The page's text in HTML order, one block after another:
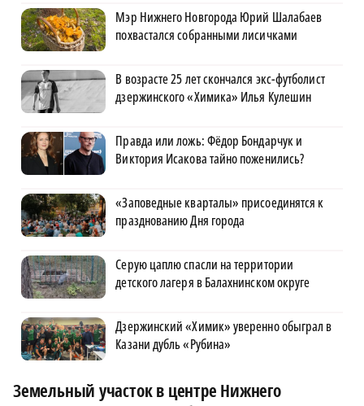
Мэр Нижнего Новгорода Юрий Шалабаев
похвастался собранными лисичками
В возрасте 25 лет скончался экс-футболист
дзержинского «Химика» Илья Кулешин
Правда или ложь: Фёдор Бондарчук и
Виктория Исакова тайно поженились?
«Заповедные кварталы» присоединятся к
празднованию Дня города
Серую цаплю спасли на территории
детского лагеря в Балахнинском округе
Дзержинский «Химик» уверенно обыграл в
Казани дубль «Рубина»
Земельный участок в центре Нижнего